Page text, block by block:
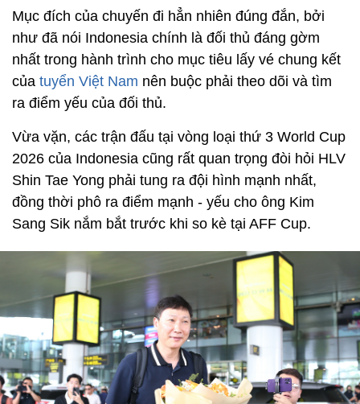
Mục đích của chuyến đi hẳn nhiên đúng đắn, bởi
như đã nói Indonesia chính là đối thủ đáng gờm
nhất trong hành trình cho mục tiêu lấy vé chung kết
của tuyển Việt Nam nên buộc phải theo dõi và tìm
ra điểm yếu của đối thủ.
Vừa vặn, các trận đấu tại vòng loại thứ 3 World Cup
2026 của Indonesia cũng rất quan trọng đòi hỏi HLV
Shin Tae Yong phải tung ra đội hình mạnh nhất,
đồng thời phô ra điểm mạnh - yếu cho ông Kim
Sang Sik nắm bắt trước khi so kè tại AFF Cup.